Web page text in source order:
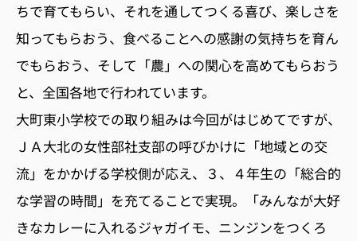
ちで育てもらい、それを通してつくる喜び、楽しさを
知ってもらおう、食べることへの感謝の気持ちを育ん
でもらおう、そして「農」への関心を高めてもらおう
と、全国各地で行われています。
大町東小学校での取り組みは今回がはじめてですが、
ＪＡ大北の女性部社支部の呼びかけに「地域との交
流」をかかげる学校側が応え、３、４年生の「総合的
な学習の時間」を充てることで実現。「みんなが大好
きなカレーに入れるジャガイモ、ニンジンをつくろ